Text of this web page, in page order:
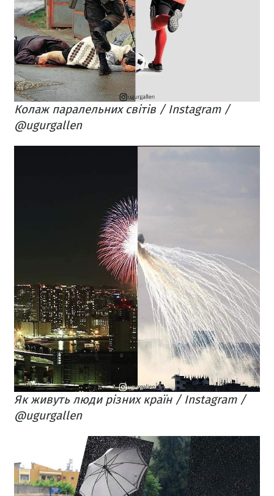
Колаж паралельних світів / Instagram /
@ugurgallen
Як живуть люди різних країн / Instagram /
@ugurgallen